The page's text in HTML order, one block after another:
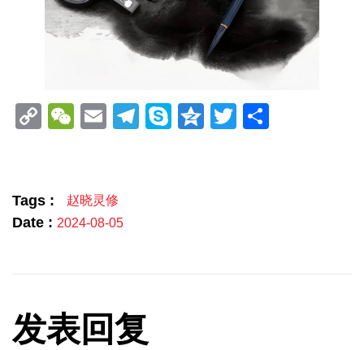
CopyWeChat
EmailTelegram
SkypeQzoneTwitter
Tags : 赵晓灵修
Date : 2024-08-05
发表回复